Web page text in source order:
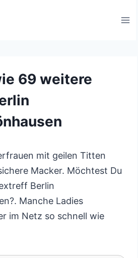
69 weitere
mit geilen Titten
Macker. Möchtest Du
Berlin
Manche Ladies
im Netz so schnell wie